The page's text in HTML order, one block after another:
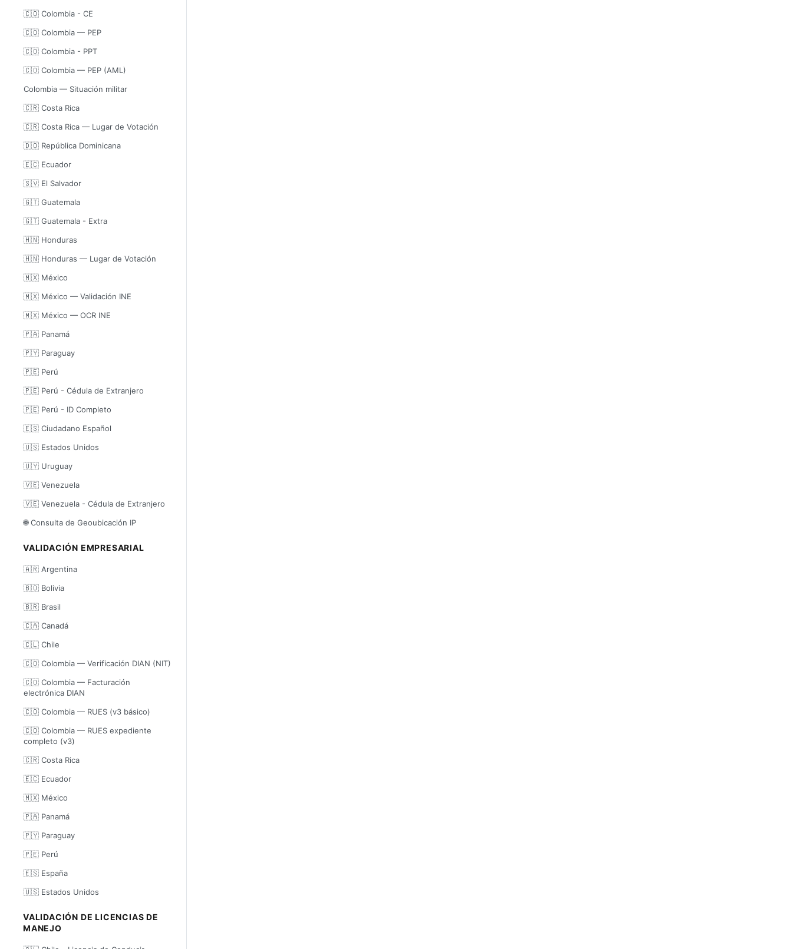
🇨🇴 Colombia - CE
🇨🇴 Colombia — PEP
🇨🇴 Colombia - PPT
🇨🇴 Colombia — PEP (AML)
Colombia — Situación militar
🇨🇷 Costa Rica
🇨🇷 Costa Rica — Lugar de Votación
🇩🇴 República Dominicana
🇪🇨 Ecuador
🇸🇻 El Salvador
🇬🇹 Guatemala
🇬🇹 Guatemala - Extra
🇭🇳 Honduras
🇭🇳 Honduras — Lugar de Votación
🇲🇽 México
🇲🇽 México — Validación INE
🇲🇽 México — OCR INE
🇵🇦 Panamá
🇵🇾 Paraguay
🇵🇪 Perú
🇵🇪 Perú - Cédula de Extranjero
🇵🇪 Perú - ID Completo
🇪🇸 Ciudadano Español
🇺🇸 Estados Unidos
🇺🇾 Uruguay
🇻🇪 Venezuela
🇻🇪 Venezuela - Cédula de Extranjero
🌐 Consulta de Geoubicación IP
VALIDACIÓN EMPRESARIAL
🇦🇷 Argentina
🇧🇴 Bolivia
🇧🇷 Brasil
🇨🇦 Canadá
🇨🇱 Chile
🇨🇴 Colombia — Verificación DIAN (NIT)
🇨🇴 Colombia — Facturación
electrónica DIAN
🇨🇴 Colombia — RUES (v3 básico)
🇨🇴 Colombia — RUES expediente
completo (v3)
🇨🇷 Costa Rica
🇪🇨 Ecuador
🇲🇽 México
🇵🇦 Panamá
🇵🇾 Paraguay
🇵🇪 Perú
🇪🇸 España
🇺🇸 Estados Unidos
VALIDACIÓN DE LICENCIAS DE
MANEJO